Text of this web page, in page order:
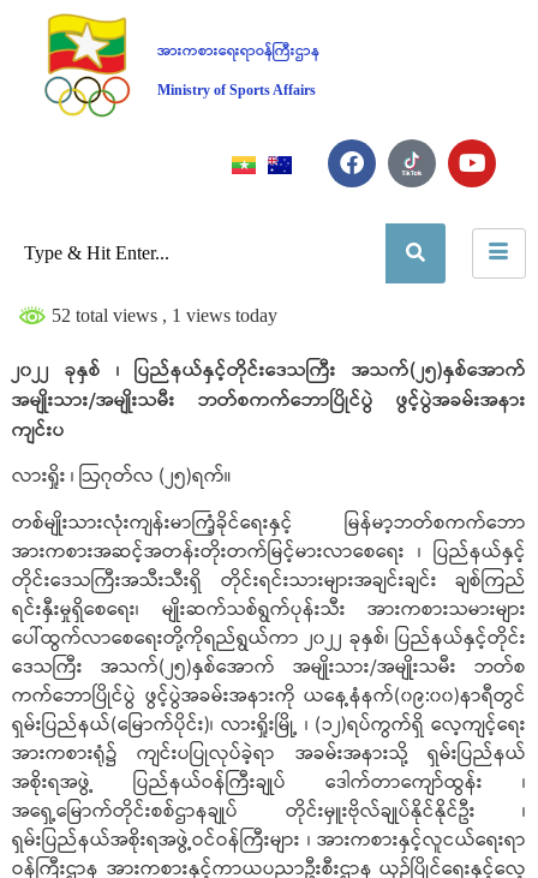
အားကစားရေးရာဝန်ကြီးဌာန
Ministry of Sports Affairs
52 total views , 1 views today
၂၀၂၂ ခုနှစ် ၊ ပြည်နယ်နှင့်တိုင်းဒေသကြီး အသက်(၂၅)နှစ်အောက်
အမျိုးသား/အမျိုးသမီး ဘတ်စကက်ဘောပြိုင်ပွဲ ဖွင့်ပွဲအခမ်းအနား
ကျင်းပ
လားရှိုး ၊ ဩဂုတ်လ (၂၅)ရက်။
တစ်မျိုးသားလုံးကျန်းမာကြံ့ခိုင်ရေးနှင့် မြန်မာ့ဘတ်စကက်ဘော
အားကစားအဆင့်အတန်းတိုးတက်မြင့်မားလာစေရေး ၊ ပြည်နယ်နှင့်
တိုင်းဒေသကြီးအသီးသီးရှိ တိုင်းရင်းသားများအချင်းချင်း ချစ်ကြည်
ရင်းနှီးမှုရှိစေရေး၊ မျိုးဆက်သစ်ရွက်ပုန်းသီး အားကစားသမားများ
ပေါ်ထွက်လာစေရေးတို့ကိုရည်ရွယ်ကာ ၂၀၂၂ ခုနှစ်၊ ပြည်နယ်နှင့်တိုင်း
ဒေသကြီး အသက်(၂၅)နှစ်အောက် အမျိုးသား/အမျိုးသမီး ဘတ်စ
ကက်ဘောပြိုင်ပွဲ ဖွင့်ပွဲအခမ်းအနားကို ယနေ့နံနက်(၀၉:၀၀)နာရီတွင်
ရှမ်းပြည်နယ်(မြောက်ပိုင်း)၊ လားရှိုးမြို့ ၊ (၁၂)ရပ်ကွက်ရှိ လေ့ကျင့်ရေး
အားကစားရုံ၌ ကျင်းပပြုလုပ်ခဲ့ရာ အခမ်းအနားသို့ ရှမ်းပြည်နယ်
အစိုးရအဖွဲ့ ပြည်နယ်ဝန်ကြီးချုပ် ဒေါက်တာကျော်ထွန်း ၊
အရှေ့မြောက်တိုင်းစစ်ဌာနချုပ် တိုင်းမှူးဗိုလ်ချုပ်နိုင်နိုင်ဦး ၊
ရှမ်းပြည်နယ်အစိုးရအဖွဲ့ဝင်ဝန်ကြီးများ ၊ အားကစားနှင့်လူငယ်ရေးရာ
ဝန်ကြီးဌာန အားကစားနှင့်ကာယပညာဦးစီးဌာန ယှဉ်ပြိုင်ရေးနှင့်လေ့